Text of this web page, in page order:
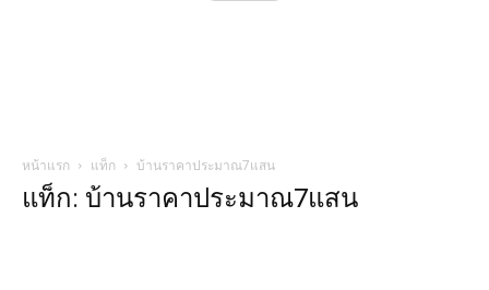
หน้าแรก แท็ก บ้านราคาประมาณ7แสน
แท็ก: บ้านราคาประมาณ7แสน